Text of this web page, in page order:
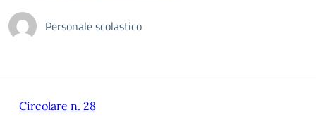
Personale scolastico
Circolare n. 28